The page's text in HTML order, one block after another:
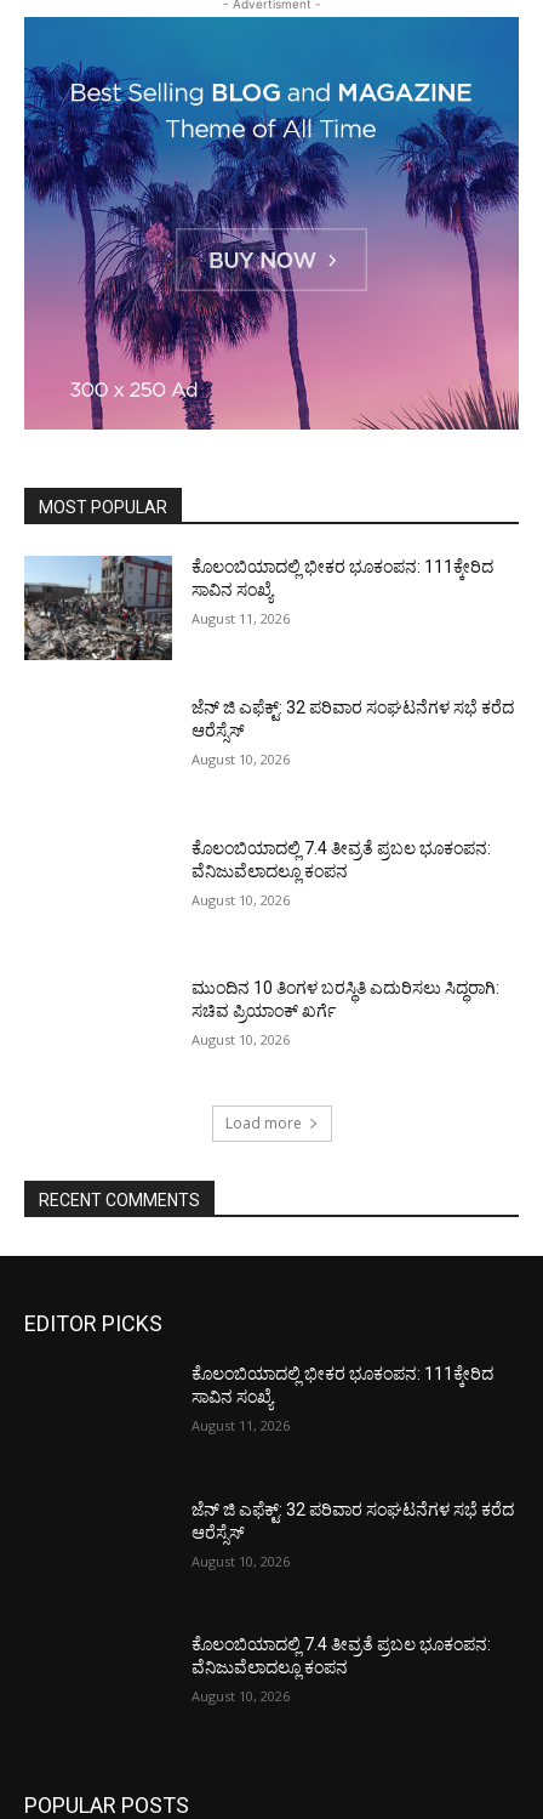
- Advertisment -
MOST POPULAR
ಕೊಲಂಬಿಯಾದಲ್ಲಿ ಭೀಕರ ಭೂಕಂಪನ: 111ಕ್ಕೇರಿದ
ಸಾವಿನ ಸಂಖ್ಯೆ
August 11, 2026
ಜೆನ್ ಜಿ ಎಫೆಕ್ಟ್: 32 ಪರಿವಾರ ಸಂಘಟನೆಗಳ ಸಭೆ ಕರೆದ
ಆರೆಸ್ಸೆಸ್
August 10, 2026
ಕೊಲಂಬಿಯಾದಲ್ಲಿ 7.4 ತೀವ್ರತೆ ಪ್ರಬಲ ಭೂಕಂಪನ:
ವೆನಿಜುವೆಲಾದಲ್ಲೂ ಕಂಪನ
August 10, 2026
ಮುಂದಿನ 10 ತಿಂಗಳ ಬರಸ್ಥಿತಿ ಎದುರಿಸಲು ಸಿದ್ಧರಾಗಿ:
ಸಚಿವ ಪ್ರಿಯಾಂಕ್ ಖರ್ಗೆ
August 10, 2026
Load more
RECENT COMMENTS
EDITOR PICKS
ಕೊಲಂಬಿಯಾದಲ್ಲಿ ಭೀಕರ ಭೂಕಂಪನ: 111ಕ್ಕೇರಿದ
ಸಾವಿನ ಸಂಖ್ಯೆ
August 11, 2026
ಜೆನ್ ಜಿ ಎಫೆಕ್ಟ್: 32 ಪರಿವಾರ ಸಂಘಟನೆಗಳ ಸಭೆ ಕರೆದ
ಆರೆಸ್ಸೆಸ್
August 10, 2026
ಕೊಲಂಬಿಯಾದಲ್ಲಿ 7.4 ತೀವ್ರತೆ ಪ್ರಬಲ ಭೂಕಂಪನ:
ವೆನಿಜುವೆಲಾದಲ್ಲೂ ಕಂಪನ
August 10, 2026
POPULAR POSTS